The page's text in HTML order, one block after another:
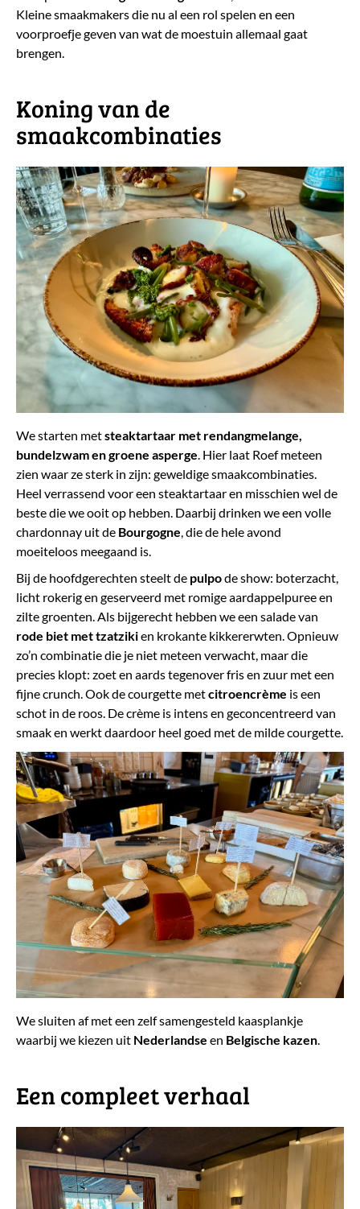
Kleine smaakmakers die nu al een rol spelen en een
voorproefje geven van wat de moestuin allemaal gaat
brengen.
​Koning van de
smaakcombinaties
We starten metsteaktartaar met rendangmelange,
bundelzwam en groene asperge. Hier laat Roef meteen
zien waar ze sterk in zijn: geweldige smaakcombinaties.
Heel verrassend voor een steaktartaar en misschien wel de
beste die we ooit op hebben. Daarbij drinken we een volle
chardonnay uit de Bourgogne, die de hele avond
moeiteloos meegaand is.
Bij de hoofdgerechten steelt de pulpode show: boterzacht,
licht rokerig en geserveerd met romige aardappelpuree en
zilte groenten. Als bijgerecht hebben we een salade van
rode biet met tzatzikien krokante kikkererwten. Opnieuw
zo’n combinatie die je niet meteen verwacht, maar die
precies klopt: zoet en aards tegenover fris en zuur met een
fijne crunch. Ook de courgette metcitroencrème is een
schot in de roos. De crème is intens en geconcentreerd van
smaak en werkt daardoor heel goed met de milde courgette.
We sluiten af met een zelf samengesteld kaasplankje
waarbij we kiezen uit Nederlandse en Belgische kazen.
​Een compleet verhaal